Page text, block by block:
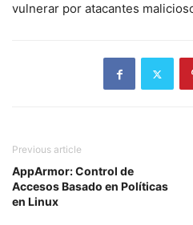
vulnerar por atacantes
Previous article
AppArmor: Control de
Accesos Basado en Políticas
en Linux